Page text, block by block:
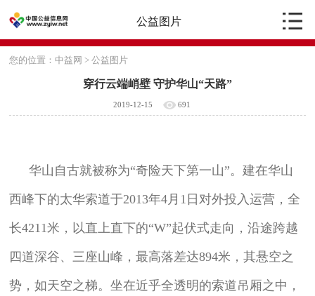
公益图片
您的位置：中益网 >公益图片
穿行云端峭壁 守护华山“天路”
2019-12-15 691
华山自古就被称为“奇险天下第一山”。建在华山
西峰下的太华索道于2013年4月1日对外投入运营，全
长4211米，以直上直下的“W”起伏式走向，沿途跨越
四道深谷、三座山峰，最高落差达894米，其悬空之
势，如天空之梯。坐在近乎全透明的索道吊厢之中，